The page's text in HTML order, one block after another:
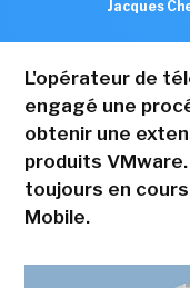
Jacques
L'opérateur de
engagé une
obtenir une
produits
toujours en
Mobile.